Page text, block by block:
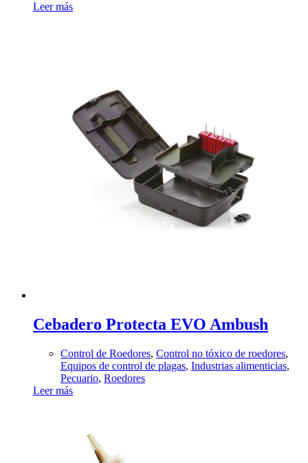
Leer más
Cebadero Protecta EVO Ambush
Control de Roedores, Control no tóxico de roedores,
Equipos de control de plagas, Industrias alimenticias,
Pecuario, Roedores
Leer más